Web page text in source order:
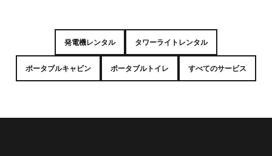
発電機レンタル タワーライトレンタル
ポータブルキャビン ポータブルトイレ すべてのサービス